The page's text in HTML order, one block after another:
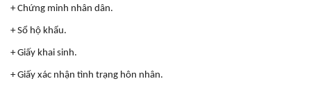
+ Chứng minh nhân dân.
+ Sổ hộ khẩu.
+ Giấy khai sinh.
+ Giấy xác nhận tình trạng hôn nhân.